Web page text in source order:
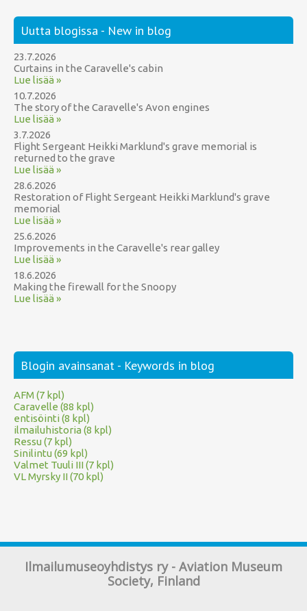
Uutta blogissa - New in blog
23.7.2026
Curtains in the Caravelle's cabin
Lue lisää »
10.7.2026
The story of the Caravelle's Avon engines
Lue lisää »
3.7.2026
Flight Sergeant Heikki Marklund's grave memorial is
returned to the grave
Lue lisää »
28.6.2026
Restoration of Flight Sergeant Heikki Marklund's grave
memorial
Lue lisää »
25.6.2026
Improvements in the Caravelle's rear galley
Lue lisää »
18.6.2026
Making the firewall for the Snoopy
Lue lisää »
Blogin avainsanat - Keywords in blog
AFM (7 kpl)
Caravelle (88 kpl)
entisöinti (8 kpl)
ilmailuhistoria (8 kpl)
Ressu (7 kpl)
Sinilintu (69 kpl)
Valmet Tuuli III (7 kpl)
VL Myrsky II (70 kpl)
Ilmailumuseoyhdistys ry - Aviation Museum
Society, Finland